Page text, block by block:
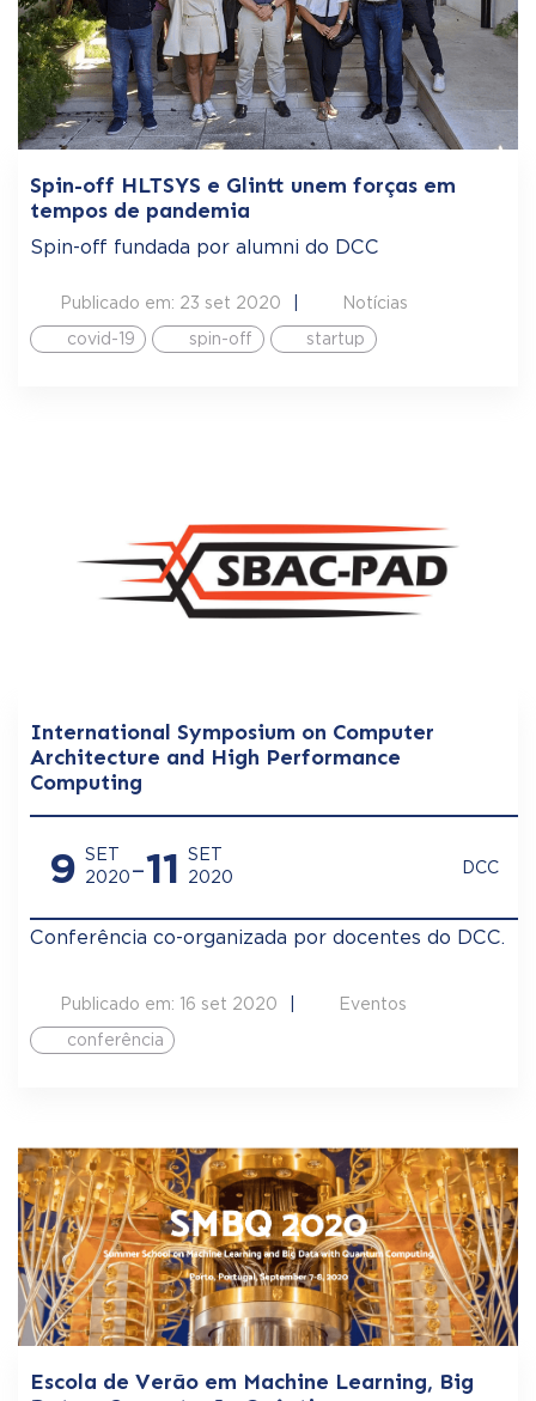
Spin-off HLTSYS e Glintt unem forças em
tempos de pandemia
Spin-off fundada por alumni do DCC
Publicado em: 23 set 2020
Notícias
covid-19
spin-off startup
International Symposium on Computer
Architecture and High Performance
Computing
9 SET
2020-11 SET
2020
DCC
Conferência co-organizada por docentes do DCC.
Publicado em: 16 set 2020
Eventos
conferência
Escola de Verão em Machine Learning, Big